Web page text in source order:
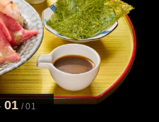
01 /01